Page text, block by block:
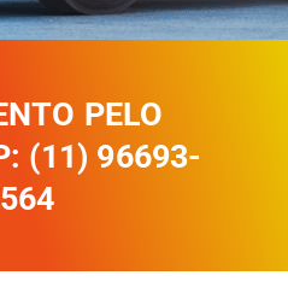
PELO
(11) 96693-